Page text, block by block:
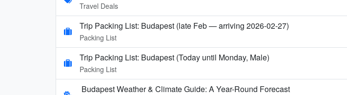
Travel Deals
Trip Packing List: Budapest (late Feb — arriving 2026-02-27)
Packing List
Trip Packing List: Budapest (Today until Monday, Male)
Packing List
Budapest Weather & Climate Guide: A Year-Round Forecast